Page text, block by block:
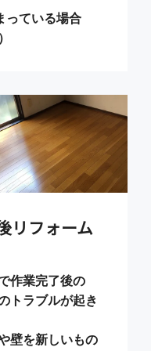
っている場合
リフォーム
作業完了後の
トラブルが起き
壁を新しいもの